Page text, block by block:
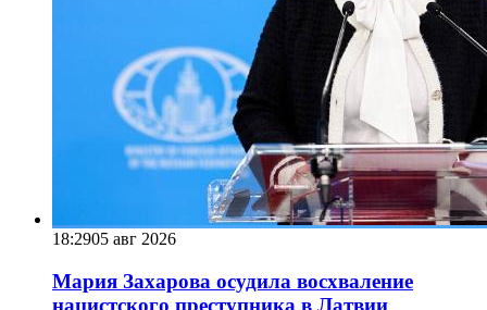
18:2905 авг 2026
Мария Захарова осудила восхваление
нацистского преступника в Латвии